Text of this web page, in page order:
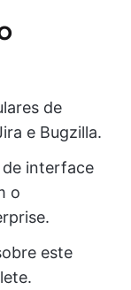
de
e Bugzilla.
de interface
o
este